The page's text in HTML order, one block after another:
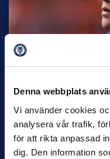
Denna webbplats
Vi använder cookies
analysera vår trafik,
för att rikta anpassad
dig. Den information
30 JUNI
Helstrup ny